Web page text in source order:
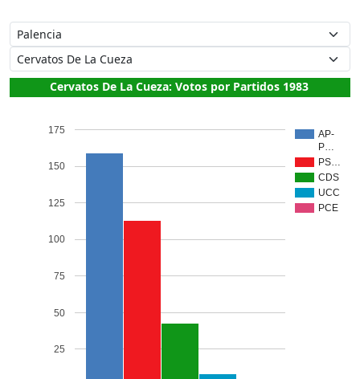
Cervatos De La Cueza: Votos por Partidos 1983
AP-
P…
PS…
CDS
UCC
PCE
25
50
75
100
125
150
175